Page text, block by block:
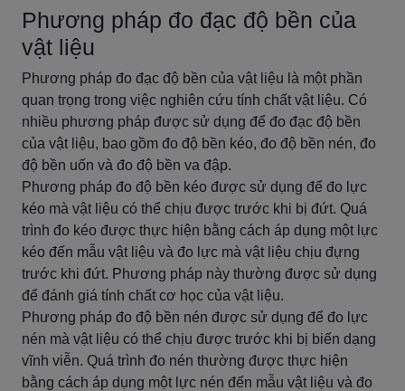
Phương pháp đo đạc độ bền của
vật liệu
Phương pháp đo đạc độ bền của vật liệu là một phần
quan trọng trong việc nghiên cứu tính chất vật liệu. Có
nhiều phương pháp được sử dụng để đo đạc độ bền
của vật liệu, bao gồm đo độ bền kéo, đo độ bền nén, đo
độ bền uốn và đo độ bền va đập.
Phương pháp đo độ bền kéo được sử dụng để đo lực
kéo mà vật liệu có thể chịu được trước khi bị đứt. Quá
trình đo kéo được thực hiện bằng cách áp dụng một lực
kéo đến mẫu vật liệu và đo lực mà vật liệu chịu đựng
trước khi đứt. Phương pháp này thường được sử dụng
để đánh giá tính chất cơ học của vật liệu.
Phương pháp đo độ bền nén được sử dụng để đo lực
nén mà vật liệu có thể chịu được trước khi bị biến dạng
vĩnh viễn. Quá trình đo nén thường được thực hiện
bằng cách áp dụng một lực nén đến mẫu vật liệu và đo